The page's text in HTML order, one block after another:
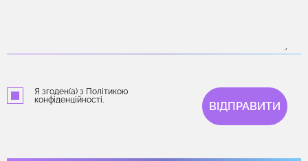
Я згоден(а) з Політикою
конфіденційності.
ВІДПРАВИТИ